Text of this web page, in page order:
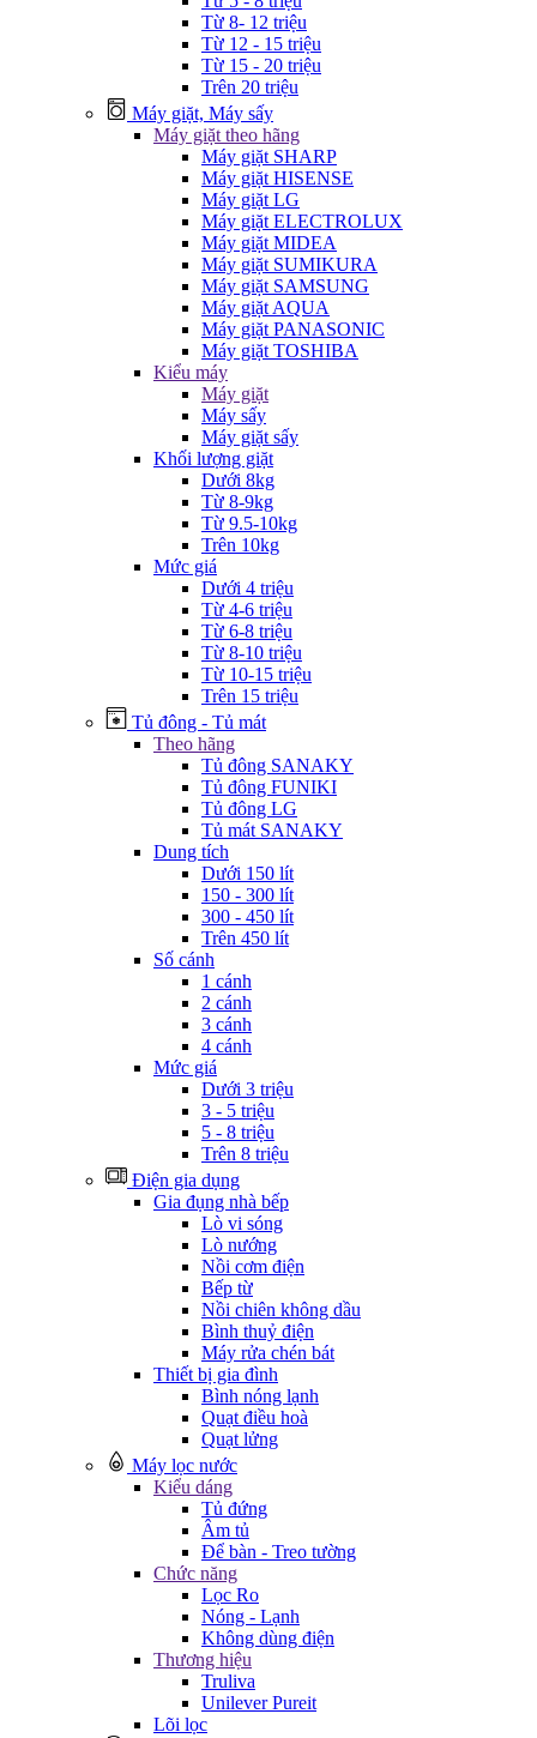
Từ 8- 12 triệu
Từ 12 - 15 triệu
Từ 15 - 20 triệu
Trên 20 triệu
Máy giặt, Máy sấy
Máy giặt theo hãng
Máy giặt SHARP
Máy giặt HISENSE
Máy giặt LG
Máy giặt ELECTROLUX
Máy giặt MIDEA
Máy giặt SUMIKURA
Máy giặt SAMSUNG
Máy giặt AQUA
Máy giặt PANASONIC
Máy giặt TOSHIBA
Kiểu máy
Máy giặt
Máy sấy
Máy giặt sấy
Khối lượng giặt
Dưới 8kg
Từ 8-9kg
Từ 9.5-10kg
Trên 10kg
Mức giá
Dưới 4 triệu
Từ 4-6 triệu
Từ 6-8 triệu
Từ 8-10 triệu
Từ 10-15 triệu
Trên 15 triệu
Tủ đông - Tủ mát
Theo hãng
Tủ đông SANAKY
Tủ đông FUNIKI
Tủ đông LG
Tủ mát SANAKY
Dung tích
Dưới 150 lít
150 - 300 lít
300 - 450 lít
Trên 450 lít
Số cánh
1 cánh
2 cánh
3 cánh
4 cánh
Mức giá
Dưới 3 triệu
3 - 5 triệu
5 - 8 triệu
Trên 8 triệu
Điện gia dụng
Gia đụng nhà bếp
Lò vi sóng
Lò nướng
Nồi cơm điện
Bếp từ
Nồi chiên không dầu
Bình thuỷ điện
Máy rửa chén bát
Thiết bị gia đình
Bình nóng lạnh
Quạt điều hoà
Quạt lửng
Máy lọc nước
Kiểu dáng
Tủ đứng
Âm tủ
Để bàn - Treo tường
Chức năng
Lọc Ro
Nóng - Lạnh
Không dùng điện
Thương hiệu
Truliva
Unilever Pureit
Lõi lọc